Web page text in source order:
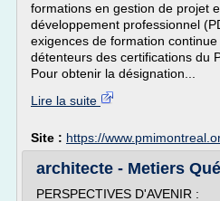
formations en gestion de projet
développement professionnel
exigences de formation
détenteurs des certifications du
Pour obtenir la désignation...
Lire la suite
Site : https://
architecte - Metiers
PERSPECTIVES D'AVENIR :